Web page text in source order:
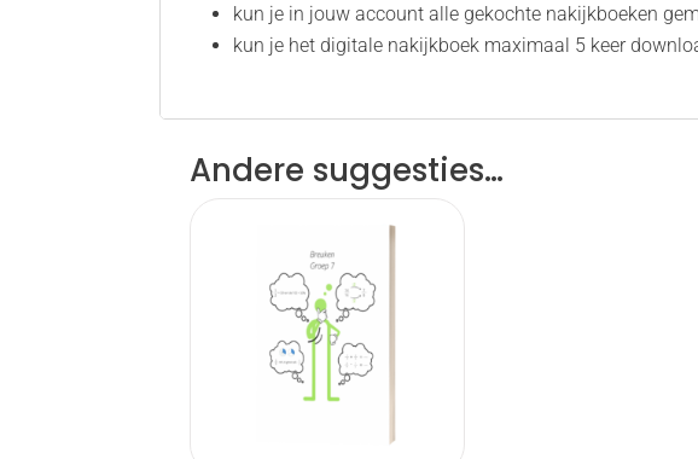
kun je in jouw account alle gekochte nakijkboeken
kun je het digitale nakijkboek maximaal 5 keer
Andere suggesties…